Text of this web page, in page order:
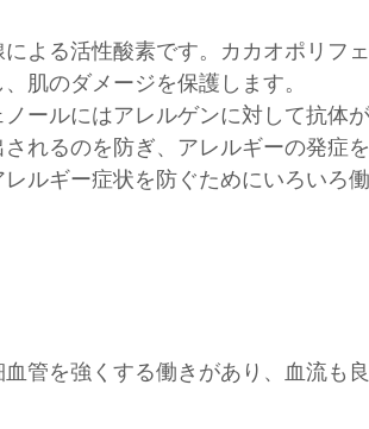
よる活性酸素です。カカオポリフ
肌のダメージを保護します。
ールにはアレルゲンに対して抗体
れるのを防ぎ、アレルギーの発症を
ルギー症状を防ぐためにいろいろ働
管を強くする働きがあり、血流も